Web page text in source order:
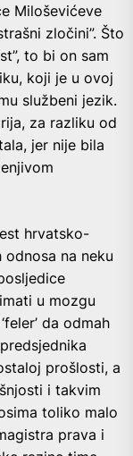
Miloševićeve
zločini”. Što
to bi on sam
koji je u ovoj
službeni jezik.
za razliku od
jer nije bila
hrvatsko-
na neku
u mozgu
da odmah
prošlosti, a
i takvim
toliko malo
prava i